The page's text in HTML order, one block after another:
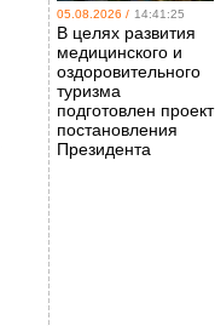
05.08.2026 / 14:41:25
В целях развития
медицинского и
оздоровительного
туризма
подготовлен проект
постановления
Президента